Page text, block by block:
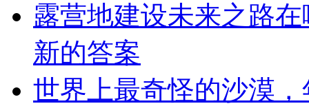
露营地建设未来之路
新的答案
世界上最奇怪的沙漠